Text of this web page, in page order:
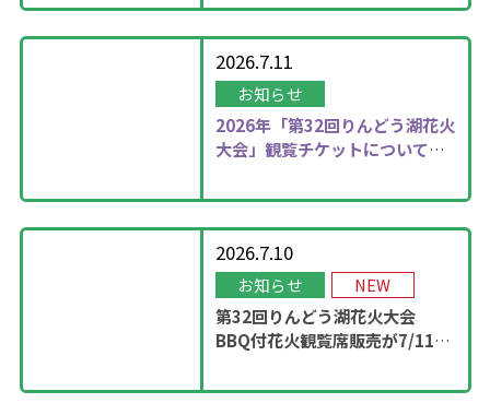
2026.7.11
お知らせ
2026年 「第32回りんどう湖花火
大会」観覧チケットについて更
2026.7.10
お知らせ NEW
第32回りんどう湖花火大会
BBQ付花火観覧席販売が7/11